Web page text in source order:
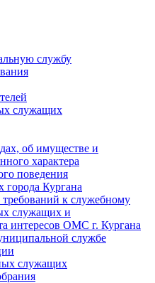
службу
служащих
об имуществе и
характера
поведения
Кургана
к служебному
служащих и
интересов ОМС г. Кургана
службе
служащих